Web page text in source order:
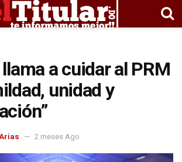
a cuidar al PRM
unidad y
2 meses Ago